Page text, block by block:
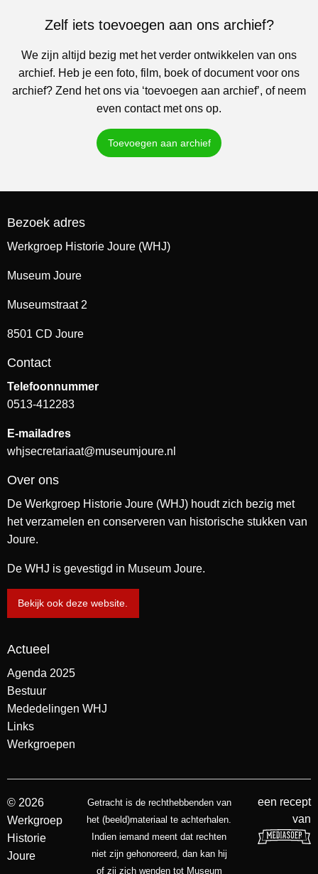
Zelf iets toevoegen aan ons archief?
We zijn altijd bezig met het verder ontwikkelen van ons
archief. Heb je een foto, film, boek of document voor ons
archief? Zend het ons via ‘toevoegen aan archief’, of neem
even contact met ons op.
Toevoegen aan archief
Bezoek adres
Werkgroep Historie Joure (WHJ)
Museum Joure
Museumstraat 2
8501 CD Joure
Contact
Telefoonnummer
0513-412283
E-mailadres
whjsecretariaat@museumjoure.nl
Over ons
De Werkgroep Historie Joure (WHJ) houdt zich bezig met
het verzamelen en conserveren van historische stukken van
Joure.
De WHJ is gevestigd in Museum Joure.
Bekijk ook deze website.
Actueel
Agenda 2025
Bestuur
Mededelingen WHJ
Links
Werkgroepen
© 2026
Werkgroep
Historie
Joure
Getracht is de rechthebbenden van
het (beeld)materiaal te achterhalen.
Indien iemand meent dat rechten
niet zijn gehonoreerd, dan kan hij
of zij zich wenden tot Museum
een recept
van